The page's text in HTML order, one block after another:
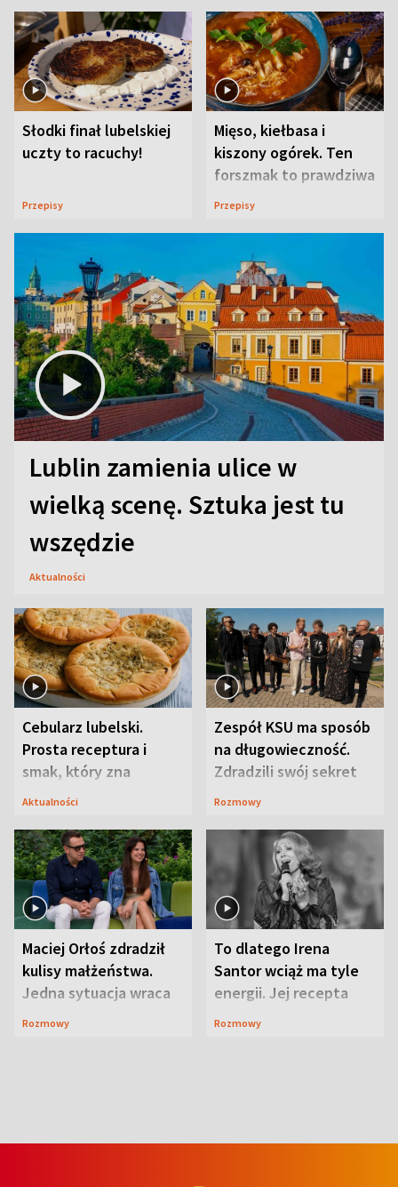
Słodki finał lubelskiej
uczty to racuchy!
Przepisy
Mięso, kiełbasa i
kiszony ogórek. Ten
forszmak to prawdziwa
uczta
Przepisy
Lublin zamienia ulice w
wielką scenę. Sztuka jest tu
wszędzie
Aktualności
Cebularz lubelski.
Prosta receptura i
smak, który zna
Lubelszczyzna
Aktualności
Zespół KSU ma sposób
na długowieczność.
Zdradzili swój sekret
Rozmowy
Maciej Orłoś zdradził
kulisy małżeństwa.
Jedna sytuacja wraca
jak bumerang
Rozmowy
To dlatego Irena
Santor wciąż ma tyle
energii. Jej recepta
jest zaskakująco
Rozmowy